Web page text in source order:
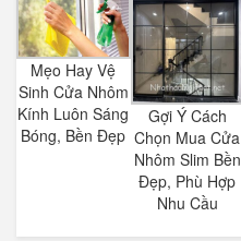
Mẹo Hay Vệ
Sinh Cửa Nhôm
Kính Luôn Sáng
Bóng, Bền Đẹp
Gợi Ý Cách
Chọn Mua Cửa
Nhôm Slim Bền
Đẹp, Phù Hợp
Nhu Cầu